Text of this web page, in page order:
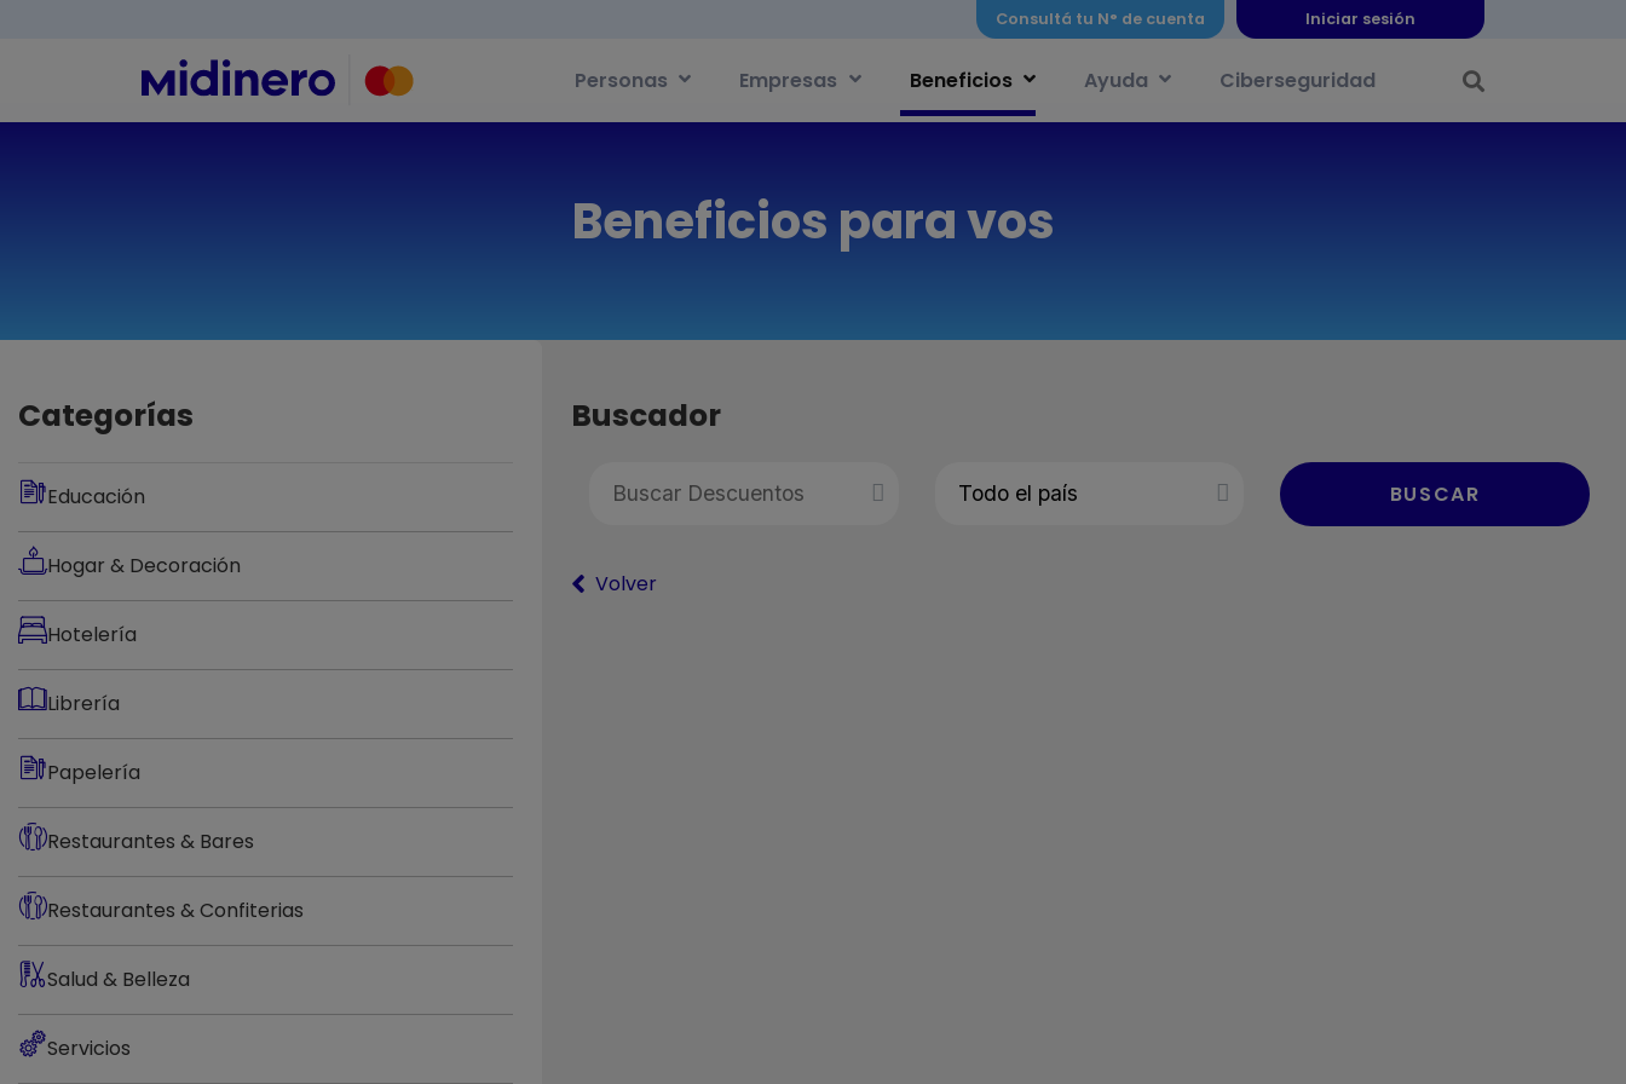
×
Consultá
tu
número
de
Consultá tu N° de cuenta Iniciar sesión
Personas Empresas Beneficios Ayuda Ciberseguridad
Buscar
Beneficios para vos
Categorías
Educación
Hogar & Decoración
Hotelería
Librería
Papelería
Restaurantes & Bares
Restaurantes & Confiterias
Salud & Belleza
Servicios
Buscador
Volver